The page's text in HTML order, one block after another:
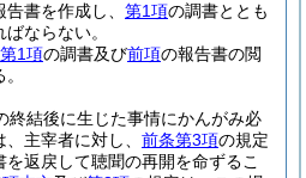
書を作成し、 第1項の調書ととも
ならない。
第1項の調書及び前項の報告書の閲
終結後に生じた事情にかんがみ必
主宰者に対し、 前条第3項の規定
返戻して聴聞の再開を命ずるこ